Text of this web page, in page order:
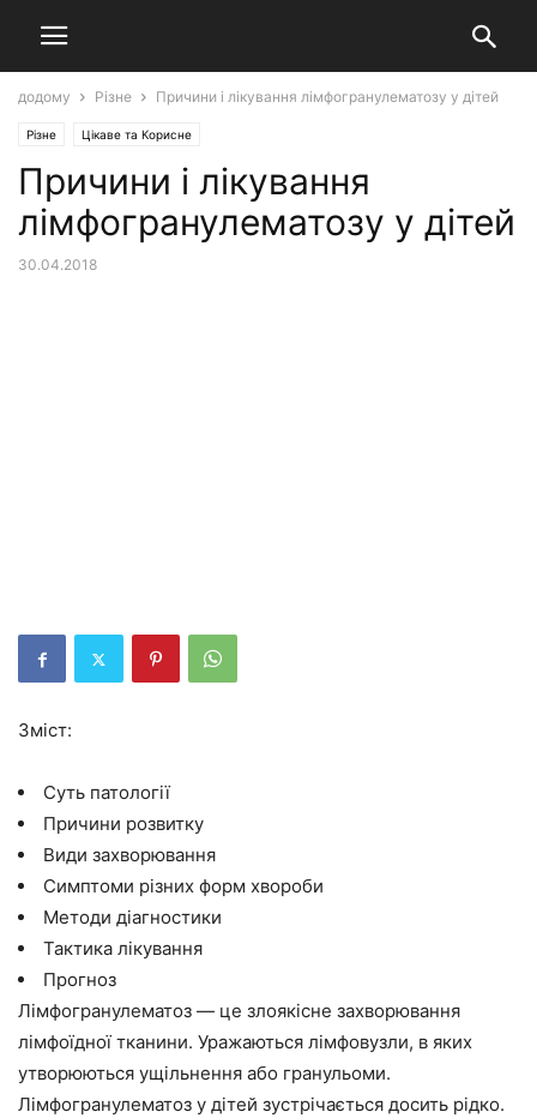
додому Різне Причини і лікування лімфогранулематозу у дітей
Різне Цікаве та Корисне
Причини і лікування
лімфогранулематозу у дітей
30.04.2018
Зміст:
Суть патології
Причини розвитку
Види захворювання
Симптоми різних форм хвороби
Методи діагностики
Тактика лікування
Прогноз
Лімфогранулематоз — це злоякісне захворювання
лімфоїдної тканини. Уражаються лімфовузли, в яких
утворюються ущільнення або гранульоми.
Лімфогранулематоз у дітей зустрічається досить рідко.